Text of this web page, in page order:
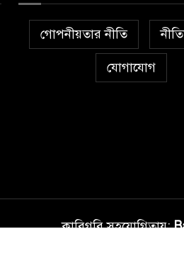
গোপনীয়তার নীতি
যোগাযোগ
কারিগরি সহযোগিতায়: